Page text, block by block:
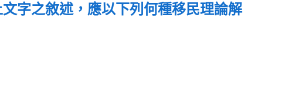
字之敘述，應以下列何種移民理論解